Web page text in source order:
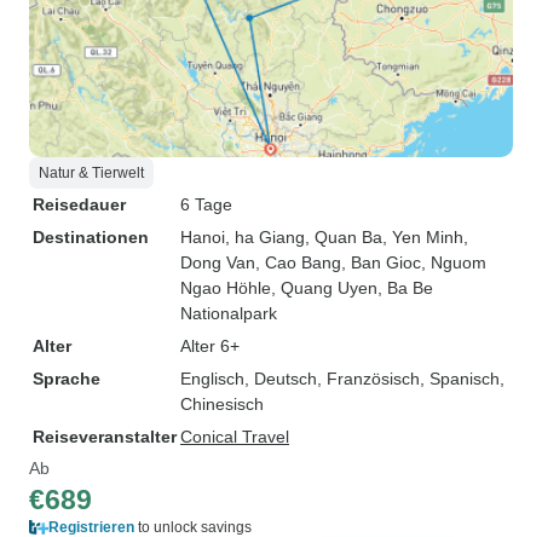
Natur & Tierwelt
Reisedauer
6 Tage
Destinationen
Hanoi , ha Giang , Quan Ba , Yen Minh
Dong Van , Cao Bang , Ban Gioc , Nguom
Ngao Höhle , Quang Uyen , Ba Be
Nationalpark
Alter
Alter 6+
Sprache
Englisch, Deutsch, Französisch, Spanisch,
Chinesisch
ReiseveranstalterConical Travel
Ab
€689
Registrieren to unlock savings